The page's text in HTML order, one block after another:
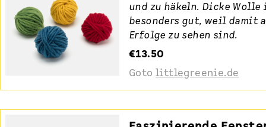
und zu häkeln. Dicke
besonders gut, weil damit
Erfolge zu sehen sind.
€13.50
Goto littlegreenie.de